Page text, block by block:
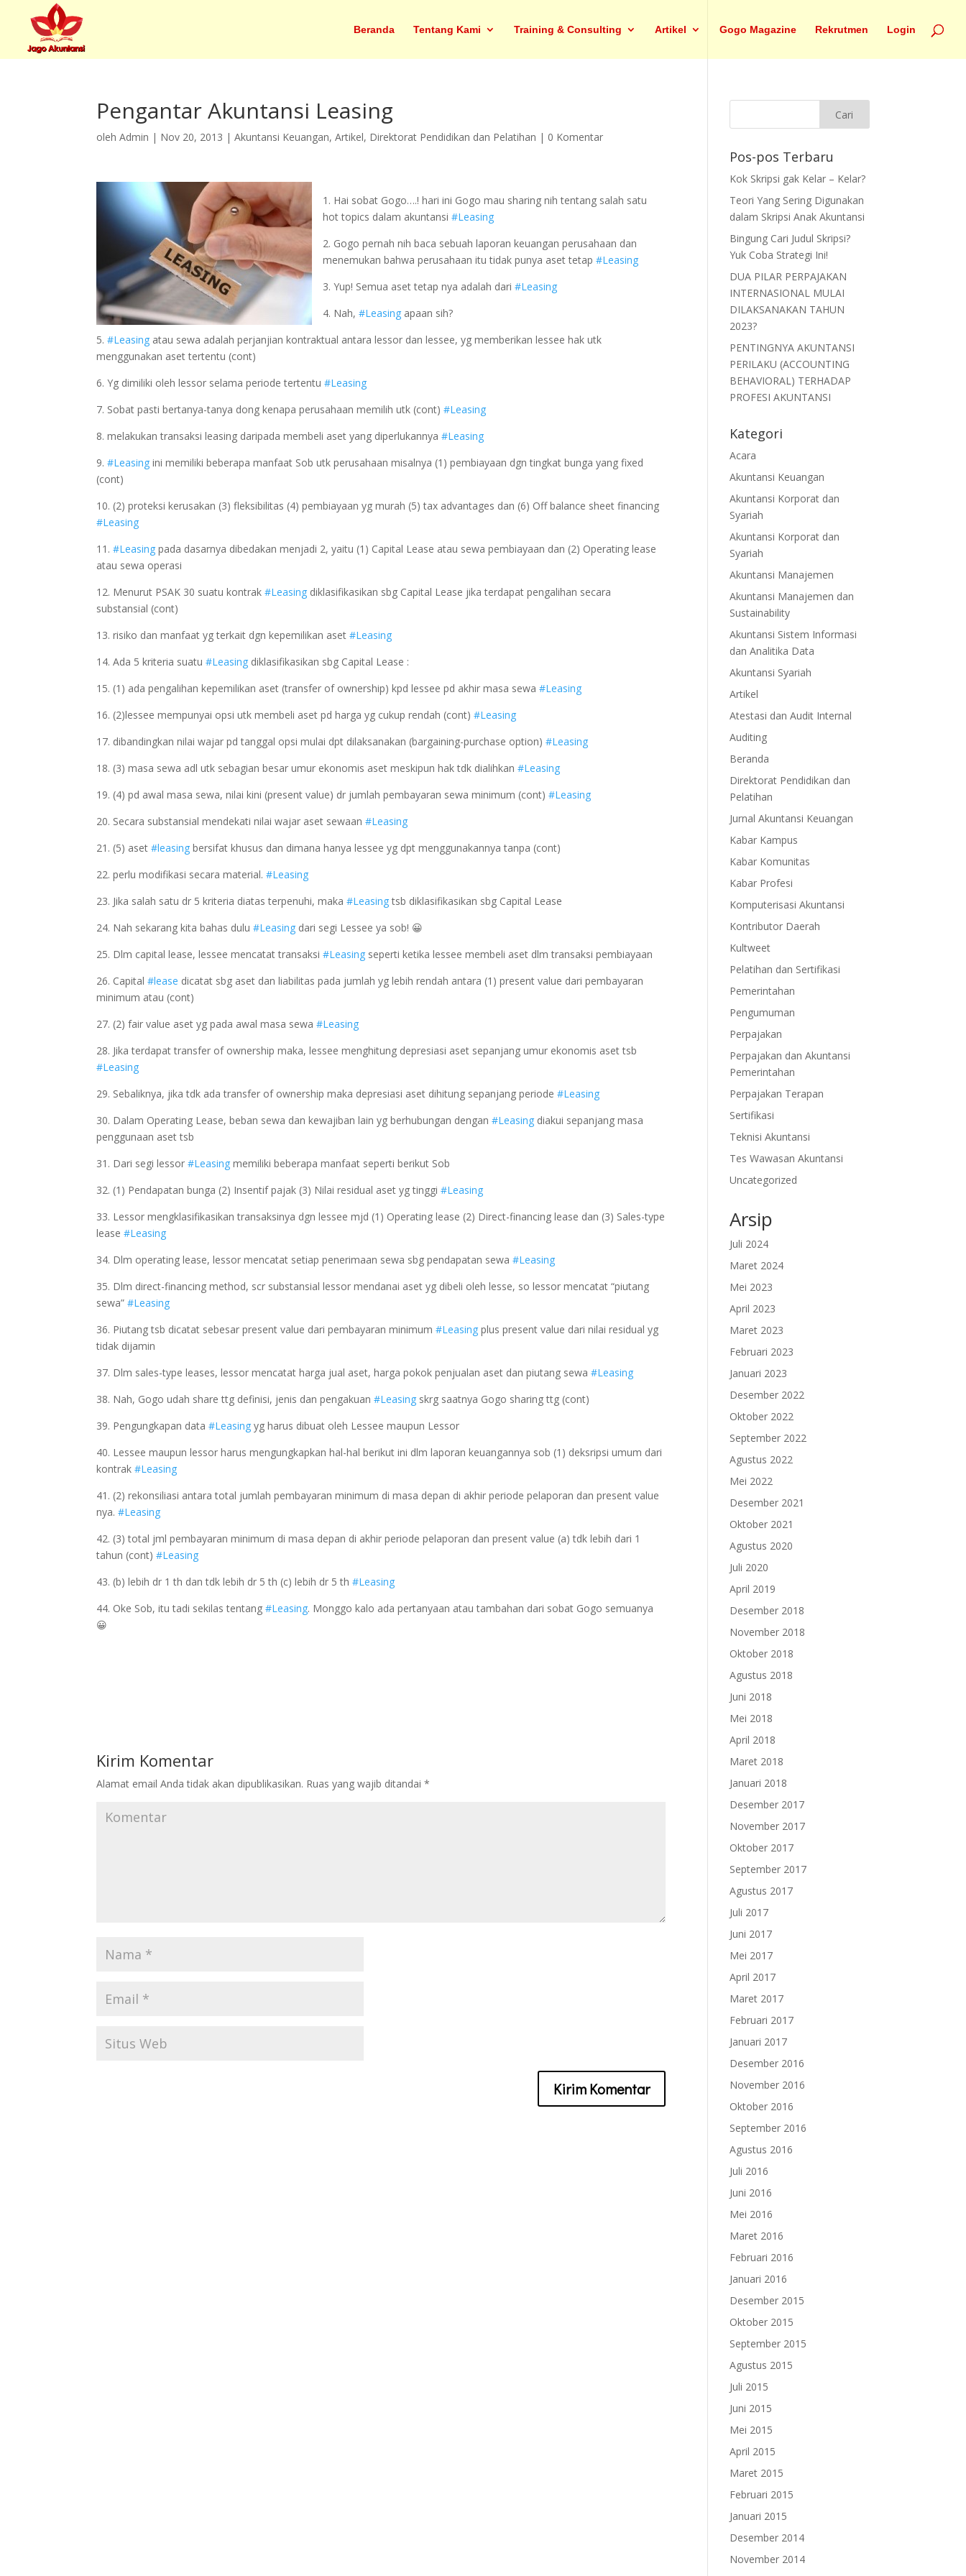
Beranda Tentang Kami Training & Consulting Artikel Gogo Magazine Rekrutmen Login
Pengantar Akuntansi Leasing
olehAdmin | Nov 20, 2013 |Akuntansi Keuangan,Artikel, Direktorat Pendidikan dan Pelatihan | 0 Komentar
1. Hai sobat Gogo….! hari ini Gogo mau sharing nih tentang salah satu
hot topics dalam akuntansi#Leasing
2. Gogo pernah nih baca sebuah laporan keuangan perusahaan dan
menemukan bahwa perusahaan itu tidak punya aset tetap#Leasing
3. Yup! Semua aset tetap nya adalah dari#Leasing
4. Nah,#Leasing apaan sih?
5.#Leasing atau sewa adalah perjanjian kontraktual antara lessor dan lessee, yg memberikan lessee hak utk
menggunakan aset tertentu (cont)
6. Yg dimiliki oleh lessor selama periode tertentu#Leasing
7. Sobat pasti bertanya-tanya dong kenapa perusahaan memilih utk (cont)#Leasing
8. melakukan transaksi leasing daripada membeli aset yang diperlukannya#Leasing
9.#Leasing ini memiliki beberapa manfaat Sob utk perusahaan misalnya (1) pembiayaan dgn tingkat bunga yang fixed
(cont)
10. (2) proteksi kerusakan (3) fleksibilitas (4) pembiayaan yg murah (5) tax advantages dan (6) Off balance sheet financing
#Leasing
11.#Leasing pada dasarnya dibedakan menjadi 2, yaitu (1) Capital Lease atau sewa pembiayaan dan (2) Operating lease
atau sewa operasi
12. Menurut PSAK 30 suatu kontrak#Leasing diklasifikasikan sbg Capital Lease jika terdapat pengalihan secara
substansial (cont)
13. risiko dan manfaat yg terkait dgn kepemilikan aset#Leasing
14. Ada 5 kriteria suatu#Leasing diklasifikasikan sbg Capital Lease :
15. (1) ada pengalihan kepemilikan aset (transfer of ownership) kpd lessee pd akhir masa sewa#Leasing
16. (2)lessee mempunyai opsi utk membeli aset pd harga yg cukup rendah (cont)#Leasing
17. dibandingkan nilai wajar pd tanggal opsi mulai dpt dilaksanakan (bargaining-purchase option)#Leasing
18. (3) masa sewa adl utk sebagian besar umur ekonomis aset meskipun hak tdk dialihkan#Leasing
19. (4) pd awal masa sewa, nilai kini (present value) dr jumlah pembayaran sewa minimum (cont)#Leasing
20. Secara substansial mendekati nilai wajar aset sewaan#Leasing
21. (5) aset#leasing bersifat khusus dan dimana hanya lessee yg dpt menggunakannya tanpa (cont)
22. perlu modifikasi secara material.#Leasing
23. Jika salah satu dr 5 kriteria diatas terpenuhi, maka#Leasingtsb diklasifikasikan sbg Capital Lease
24. Nah sekarang kita bahas dulu#Leasing dari segi Lessee ya sob! 😀
25. Dlm capital lease, lessee mencatat transaksi#Leasing seperti ketika lessee membeli aset dlm transaksi pembiayaan
26. Capital#lease dicatat sbg aset dan liabilitas pada jumlah yg lebih rendah antara (1) present value dari pembayaran
minimum atau (cont)
27. (2) fair value aset yg pada awal masa sewa#Leasing
28. Jika terdapat transfer of ownership maka, lessee menghitung depresiasi aset sepanjang umur ekonomis aset tsb
#Leasing
29. Sebaliknya, jika tdk ada transfer of ownership maka depresiasi aset dihitung sepanjang periode#Leasing
30. Dalam Operating Lease, beban sewa dan kewajiban lain yg berhubungan dengan#Leasing diakui sepanjang masa
penggunaan aset tsb
31. Dari segi lessor#Leasing memiliki beberapa manfaat seperti berikut Sob
32. (1) Pendapatan bunga (2) Insentif pajak (3) Nilai residual aset yg tinggi#Leasing
33. Lessor mengklasifikasikan transaksinya dgn lessee mjd (1) Operating lease (2) Direct-financing lease dan (3) Sales-type
lease#Leasing
34. Dlm operating lease, lessor mencatat setiap penerimaan sewa sbg pendapatan sewa#Leasing
35. Dlm direct-financing method, scr substansial lessor mendanai aset yg dibeli oleh lesse, so lessor mencatat “piutang
sewa”#Leasing
36. Piutang tsb dicatat sebesar present value dari pembayaran minimum#Leasing plus present value dari nilai residual yg
tidak dijamin
37. Dlm sales-type leases, lessor mencatat harga jual aset, harga pokok penjualan aset dan piutang sewa#Leasing
38. Nah, Gogo udah share ttg definisi, jenis dan pengakuan#Leasing skrg saatnya Gogo sharing ttg (cont)
39. Pengungkapan data#Leasing yg harus dibuat oleh Lessee maupun Lessor
40. Lessee maupun lessor harus mengungkapkan hal-hal berikut ini dlm laporan keuangannya sob (1) deksripsi umum dari
kontrak#Leasing
41. (2) rekonsiliasi antara total jumlah pembayaran minimum di masa depan di akhir periode pelaporan dan present value
nya.#Leasing
42. (3) total jml pembayaran minimum di masa depan di akhir periode pelaporan dan present value (a) tdk lebih dari 1
tahun (cont)#Leasing
43. (b) lebih dr 1 th dan tdk lebih dr 5 th (c) lebih dr 5 th#Leasing
44. Oke Sob, itu tadi sekilas tentang#Leasing. Monggo kalo ada pertanyaan atau tambahan dari sobat Gogo semuanya
😀
Kirim Komentar
Alamat email Anda tidak akan dipublikasikan. Ruas yang wajib ditandai*
Pos-pos Terbaru
Kok Skripsi gak Kelar – Kelar?
Teori Yang Sering Digunakan
dalam Skripsi Anak Akuntansi
Bingung Cari Judul Skripsi?
Yuk Coba Strategi Ini!
DUA PILAR PERPAJAKAN
INTERNASIONAL MULAI
DILAKSANAKAN TAHUN
2023?
PENTINGNYA AKUNTANSI
PERILAKU (ACCOUNTING
BEHAVIORAL) TERHADAP
PROFESI AKUNTANSI
Kategori
Acara
Akuntansi Keuangan
Akuntansi Korporat dan
Syariah
Akuntansi Korporat dan
Syariah
Akuntansi Manajemen
Akuntansi Manajemen dan
Sustainability
Akuntansi Sistem Informasi
dan Analitika Data
Akuntansi Syariah
Artikel
Atestasi dan Audit Internal
Auditing
Beranda
Direktorat Pendidikan dan
Pelatihan
Jurnal Akuntansi Keuangan
Kabar Kampus
Kabar Komunitas
Kabar Profesi
Komputerisasi Akuntansi
Kontributor Daerah
Kultweet
Pelatihan dan Sertifikasi
Pemerintahan
Pengumuman
Perpajakan
Perpajakan dan Akuntansi
Pemerintahan
Perpajakan Terapan
Sertifikasi
Teknisi Akuntansi
Tes Wawasan Akuntansi
Uncategorized
Arsip
Juli 2024
Maret 2024
Mei 2023
April 2023
Maret 2023
Februari 2023
Januari 2023
Desember 2022
Oktober 2022
September 2022
Agustus 2022
Mei 2022
Desember 2021
Oktober 2021
Agustus 2020
Juli 2020
April 2019
Desember 2018
November 2018
Oktober 2018
Agustus 2018
Juni 2018
Mei 2018
April 2018
Maret 2018
Januari 2018
Desember 2017
November 2017
Oktober 2017
September 2017
Agustus 2017
Juli 2017
Juni 2017
Mei 2017
April 2017
Maret 2017
Februari 2017
Januari 2017
Desember 2016
November 2016
Oktober 2016
September 2016
Agustus 2016
Juli 2016
Juni 2016
Mei 2016
Maret 2016
Februari 2016
Januari 2016
Desember 2015
Oktober 2015
September 2015
Agustus 2015
Juli 2015
Juni 2015
Mei 2015
April 2015
Maret 2015
Februari 2015
Januari 2015
Desember 2014
November 2014